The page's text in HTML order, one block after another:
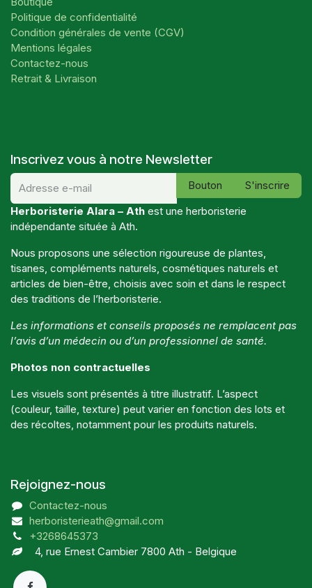
Politique de confidentialité
Condition générales de vente (CGV)
Mentions légales
Contactez-nous
Retrait & Livraison
Inscrivez vous à notre Newsletter
Bouton
S'inscrire
Herboristerie Alara – Ath est une herboristerie
indépendante située à Ath.
Nous proposons une sélection rigoureuse de plantes,
tisanes, compléments naturels, cosmétiques naturels et
articles de bien-être, choisis avec soin et dans le respect
des traditions de l’herboristerie.
Les informations et conseils proposés ne remplacent pas
l’avis d’un médecin ou d’un professionnel de santé.
Photos non contractuelles
Les visuels sont présentés à titre illustratif. L’aspect
(couleur, taille, texture) peut varier en fonction des lots et
des récoltes, notamment pour les produits naturels.
Rejoignez-nous
Contactez-nous
herboristerieath@gmail.com
+3268645373
4, rue Ernest Cambier 7800 Ath - Belgique